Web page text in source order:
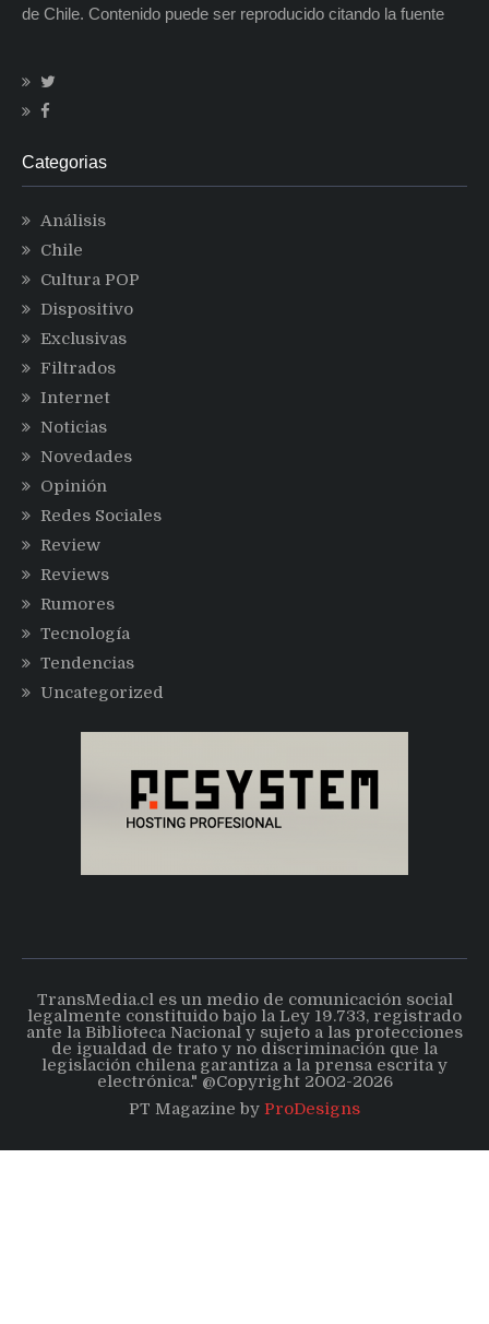
de Chile. Contenido puede ser reproducido citando la fuente
Categorias
Análisis
Chile
Cultura POP
Dispositivo
Exclusivas
Filtrados
Internet
Noticias
Novedades
Opinión
Redes Sociales
Review
Reviews
Rumores
Tecnología
Tendencias
Uncategorized
TransMedia.cl es un medio de comunicación social
legalmente constituido bajo la Ley 19.733, registrado
ante la Biblioteca Nacional y sujeto a las protecciones
de igualdad de trato y no discriminación que la
legislación chilena garantiza a la prensa escrita y
electrónica." @Copyright 2002-2026
PT Magazine by ProDesigns